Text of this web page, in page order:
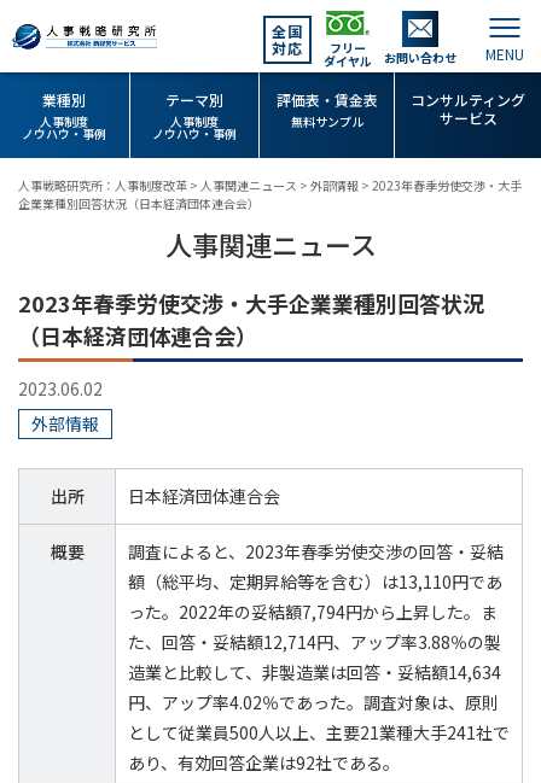
全国
対応
フリー
ダイヤル お問い合わせ
業種別
人事制度
ノウハウ・事例
テーマ別
人事制度
ノウハウ・事例
評価表・賃金表
無料サンプル
コンサルティング
サービス
人事戦略研究所：人事制度改革 > 人事関連ニュース > 外部情報 > 2023年春季労使交渉・大手
企業業種別回答状況（日本経済団体連合会）
人事関連ニュース
2023年春季労使交渉・大手企業業種別回答状況
（日本経済団体連合会）
2023.06.02
外部情報
出所 日本経済団体連合会
概要
調査によると、2023年春季労使交渉の回答・妥結
額（総平均、定期昇給等を含む）は13,110円であ
った。2022年の妥結額7,794円から上昇した。ま
た、回答・妥結額12,714円、アップ率3.88％の製
造業と比較して、非製造業は回答・妥結額14,634
円、アップ率4.02％であった。調査対象は、原則
として従業員500人以上、主要21業種大手241社で
あり、有効回答企業は92社である。